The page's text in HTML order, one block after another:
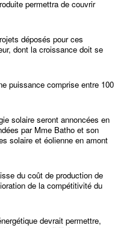
permettra de couvrir
déposés pour ces
dont la croissance doit se
puissance comprise entre 100
solaire seront annoncées en
par Mme Batho et son
solaire et éolienne en amont
du coût de production de
de la compétitivité du
devrait permettre,